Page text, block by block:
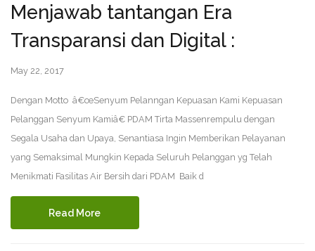
Menjawab tantangan Era
Transparansi dan Digital :
May 22, 2017
Dengan Motto â€œSenyum Pelanngan Kepuasan Kami Kepuasan
Pelanggan Senyum Kamiâ€ PDAM Tirta Massenrempulu dengan
Segala Usaha dan Upaya, Senantiasa Ingin Memberikan Pelayanan
yang Semaksimal Mungkin Kepada Seluruh Pelanggan yg Telah
Menikmati Fasilitas Air Bersih dari PDAM Baik d
Read More